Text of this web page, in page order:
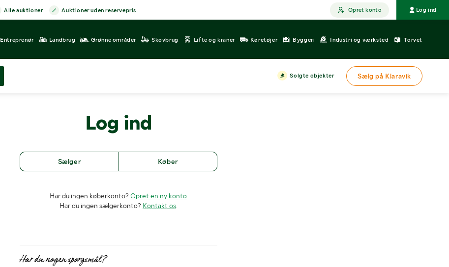
Alle auktioner Auktioner uden reservepris Opret konto Log ind
Entreprenør Landbrug Grønne områder Skovbrug Lifte og kraner Køretøjer Byggeri Industri og værksted Torvet
Solgte objekter Sælg på Klaravik
Log ind
Sælger Køber
Har du ingen køberkonto?Opret en ny konto
Har du ingen sælgerkonto? Kontakt os.
Har du nogen spørgsmål?